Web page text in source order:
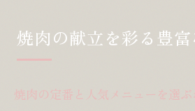
自宅焼肉にぴったりな簡
焼肉に合うキャベツやサ
焼肉の献立を彩る豊
焼肉の定番と人気メニューを選ぶ